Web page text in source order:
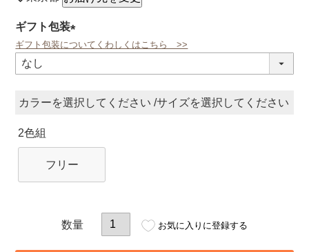
ギフト包装
(必
ギフト包装についてくわしくはこちら >>
カラー サイズ
2色組
フリー
お気に入りに登録する